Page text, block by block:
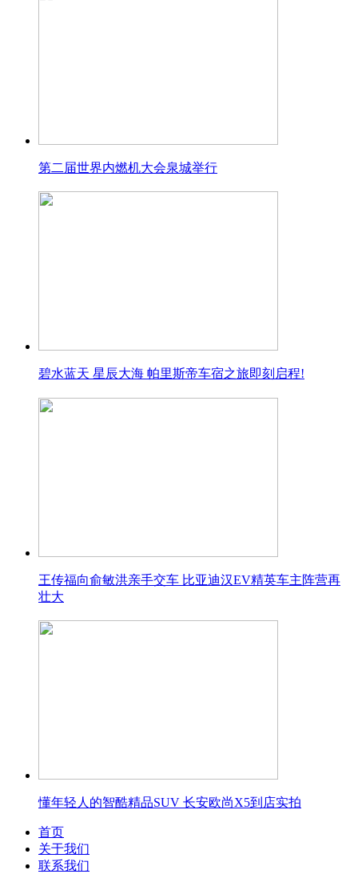
第二届世界内燃机大会泉城举行
碧水蓝天 星辰大海 帕里斯帝车宿之旅即刻启程!
王传福向俞敏洪亲手交车 比亚迪汉EV精英车主阵营再
壮大
懂年轻人的智酷精品SUV 长安欧尚X5到店实拍
首页
关于我们
联系我们